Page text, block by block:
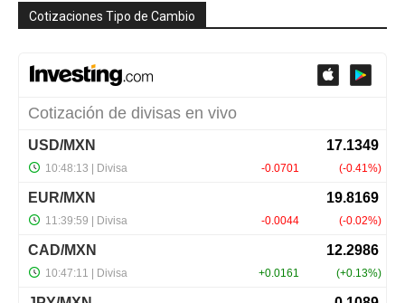
Cotizaciones Tipo de Cambio